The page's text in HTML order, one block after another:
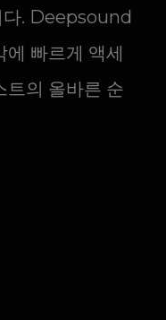
다. Deepsound
빠르게 액세
트의 올바른 순